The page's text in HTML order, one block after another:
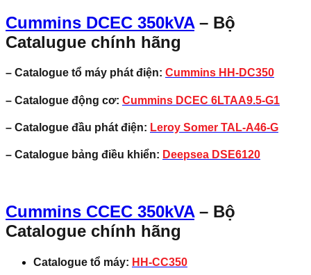
Cummins DCEC 350kVA– Bộ
Catalugue chính hãng
– Catalogue tổ máy phát điện: Cummins HH-DC350
– Catalogue động cơ: Cummins DCEC 6LTAA9.5-G1
– Catalogue đầu phát điện: Leroy Somer TAL-A46-G
– Catalogue bảng điều khiển: Deepsea DSE6120
Cummins CCEC 350kVA– Bộ
Catalogue chính hãng
Catalogue tổ máy: HH-CC350